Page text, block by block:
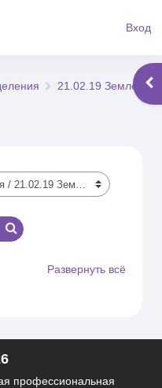
Вход
21.02.19
Поиск курса
Развернуть всё
профессиональная